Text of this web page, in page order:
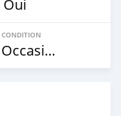
Oui
CONDITION
Occasion